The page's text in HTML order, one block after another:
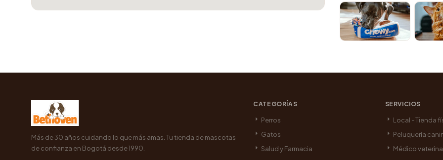
Más de 30 años cuidando lo que más amas. Tu tienda de mascotas
de confianza en Bogotá desde 1990.
CATEGORÍAS
Perros
Gatos
Salud y Farmacia
SERVICIOS
Local - Tienda
Peluquería
Médico